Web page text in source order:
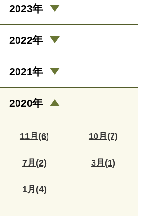
2023年
2022年
2021年
2020年
11月(6) 10月(7)
7月(2) 3月(1)
1月(4)